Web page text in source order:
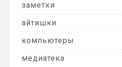
заметки
айтишки
компьютеры
медиатека